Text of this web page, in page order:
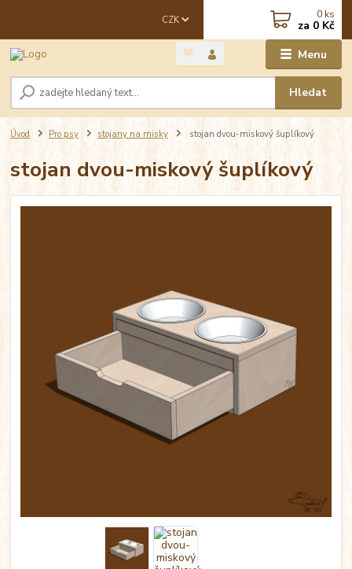
Menu
CZK
Hledat
0 ks
za 0 Kč
Úvod Pro psy stojany na misky stojan dvou-miskový šuplíkový
stojan dvou-miskový šuplíkový